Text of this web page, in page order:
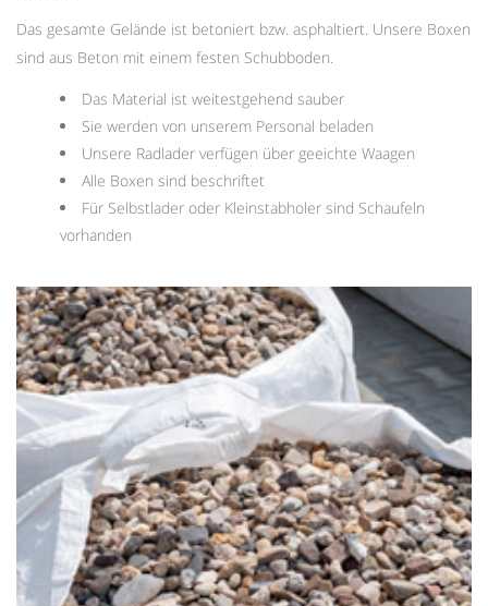
Das gesamte Gelände ist betoniert bzw. asphaltiert. Unsere Boxen
sind aus Beton mit einem festen Schubboden.
Das Material ist weitestgehend sauber
Sie werden von unserem Personal beladen
Unsere Radlader verfügen über geeichte Waagen
Alle Boxen sind beschriftet
Für Selbstlader oder Kleinstabholer sind Schaufeln
vorhanden